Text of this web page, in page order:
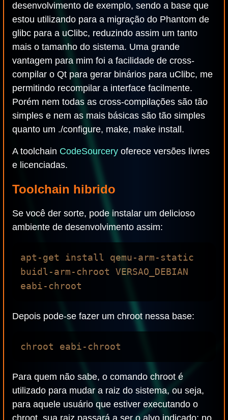
desenvolvimento de exemplo, sendo a base que
estou utilizando para a migração do Phantom de
glibc para a uClibc, reduzindo assim um tanto
mais o tamanho do sistema. Uma grande
vantagem para mim foi a facilidade de cross-
compilar o Qt para gerar binários para uClibc, me
permitindo recompilar a interface facilmente.
Porém nem todas as cross-compilações são tão
simples e nem as mais básicas são tão simples
quanto um ./configure, make, make install.
A toolchain CodeSourcery oferece versões livres
e licenciadas.
Toolchain hibrido
Se você der sorte, pode instalar um delicioso
ambiente de desenvolvimento assim:
apt-get install qemu-arm-static
buidl-arm-chroot VERSAO_DEBIAN
Depois pode-se fazer um chroot nessa base:
Para quem não sabe, o comando chroot é
utilizado para mudar a raiz do sistema, ou seja,
para aquele usuário que estiver executando o
chroot, sua raiz passará a ser o alvo indicado; no